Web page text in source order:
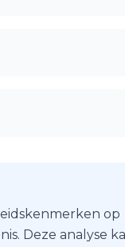
op
Deze analyse